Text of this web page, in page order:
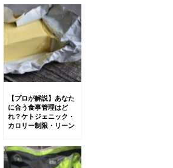
【プロが解説】あなた
に合う食事管理はど
れ？ケトジェニック・
カロリー制限・リーン